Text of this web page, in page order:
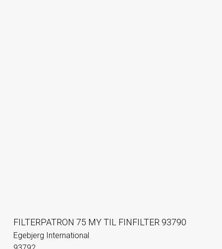
FILTERPATRON 75 MY TIL FINFILTER 93790
Egebjerg International